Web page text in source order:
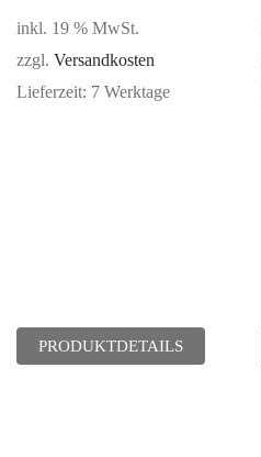
inkl. 19 % MwSt.
zzgl. Versandkosten
Lieferzeit: 7 Werktage
PRODUKTDETAILS